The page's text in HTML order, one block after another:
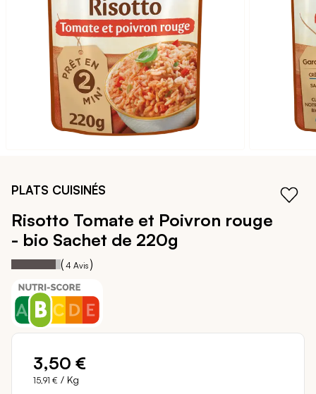
début
Galerie
PLATS CUISINÉS
Risotto Tomate et Poivron rouge
- bio Sachet de 220g
Notation: 90
% of 100
( 4 Avis )
3,50 €
15,91 € / Kg